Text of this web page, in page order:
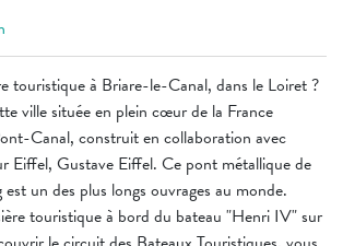
touristique à Briare-le-Canal, dans le Loiret ?
ville située en plein cœur de la France
Canal, construit en collaboration avec
Eiffel, Gustave Eiffel. Ce pont métallique de
un des plus longs ouvrages au monde.
touristique à bord du bateau "Henri IV" sur